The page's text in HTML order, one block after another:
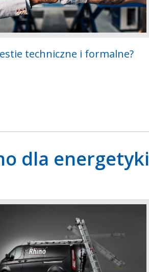
techniczne i formalne?
dla energetyki